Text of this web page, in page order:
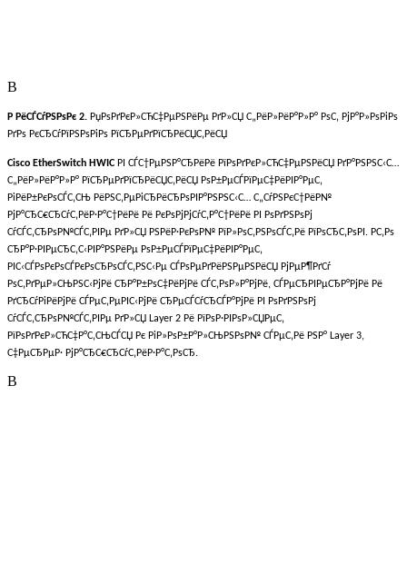
В
Р РёСЃСѓРЅРѕРє 2. РџРѕРґРєР»СЋС‡РµРЅРёРµ РґР»СЏ С„РёР»РёР°Р»Р° РѕС‚ РјР°Р»РѕРіРѕ
РґРѕ РєСЂСѓРїРЅРѕРіРѕ РїСЂРµРґРїСЂРёСЏС‚РёСЏ
Cisco EtherSwitch HWIC РІ СЃС†РµРЅР°СЂРёРё РїРѕРґРєР»СЋС‡РµРЅРёСЏ РґР°РЅРЅС‹С…
С„РёР»РёР°Р»Р° РїСЂРµРґРїСЂРёСЏС‚РёСЏ РѕР±РµСЃРїРµС‡РёРІР°РµС‚
РіРёР±РєРѕСЃС‚СЊ РёРЅС‚РµРіСЂРёСЂРѕРІР°РЅРЅС‹С… С„СѓРЅРєС†РёР№
РјР°СЂС€СЂСѓС‚РёР·Р°С†РёРё Рё РєРѕРјРјСѓС‚Р°С†РёРё РІ РѕРґРЅРѕРј
СѓСЃС‚СЂРѕР№СЃС‚РІРµ РґР»СЏ РЅРёР·РєРѕР№ РїР»РѕС‚РЅРѕСЃС‚Рё РїРѕСЂС‚РѕРІ. Р­С‚Рѕ
СЂР°Р·РІРµСЂС‚С‹РІР°РЅРёРµ РѕР±РµСЃРїРµС‡РёРІР°РµС‚
РІС‹СЃРѕРєРѕСЃРєРѕСЂРѕСЃС‚РЅС‹Рµ СЃРѕРµРґРёРЅРµРЅРёСЏ РјРµР¶РґСѓ
РѕС‚РґРµР»СЊРЅС‹РјРё СЂР°Р±РѕС‡РёРјРё СЃС‚РѕР»Р°РјРё, СЃРµСЂРІРµСЂР°РјРё Рё
РґСЂСѓРіРёРјРё СЃРµС‚РµРІС‹РјРё СЂРµСЃСѓСЂСЃР°РјРё РІ РѕРґРЅРѕРј
СѓСЃС‚СЂРѕР№СЃС‚РІРµ РґР»СЏ Layer 2 Рё РїРѕР·РІРѕР»СЏРµС‚
РїРѕРґРєР»СЋС‡Р°С‚СЊСЃСЏ Рє РіР»РѕР±Р°Р»СЊРЅРѕР№ СЃРµС‚Рё РЅР° Layer 3,
С‡РµСЂРµР· РјР°СЂС€СЂСѓС‚РёР·Р°С‚РѕСЂ.
В